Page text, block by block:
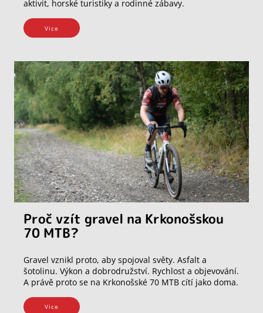
aktivit, horské turistiky a rodinné zábavy.
Vice
Proč vzít gravel na Krkonošskou
70 MTB?
Gravel vznikl proto, aby spojoval světy. Asfalt a
šotolinu. Výkon a dobrodružství. Rychlost a objevování.
A právě proto se na Krkonošské 70 MTB cítí jako doma.
Vice